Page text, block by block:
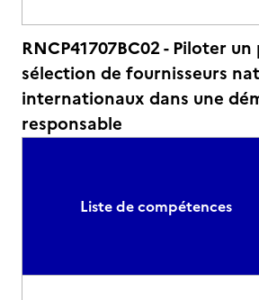
RNCP41707BC02 - Piloter
sélection de fournisseurs
internationaux dans une
responsable
Liste de compétences